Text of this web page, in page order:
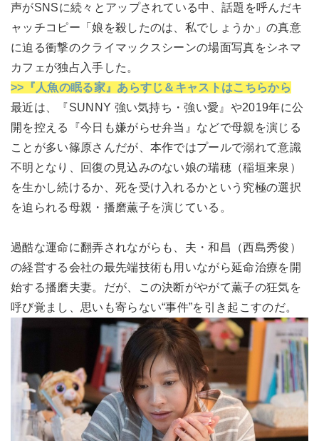
声がSNSに続々とアップされている中、話題を呼んだキ
ャッチコピー「娘を殺したのは、私でしょうか」の真意
に迫る衝撃のクライマックスシーンの場面写真をシネマ
カフェが独占入手した。
>>『人魚の眠る家』あらすじ＆キャストはこちらから
最近は、『SUNNY 強い気持ち・強い愛』や2019年に公
開を控える『今日も嫌がらせ弁当』などで母親を演じる
ことが多い篠原さんだが、本作ではプールで溺れて意識
不明となり、回復の見込みのない娘の瑞穂（稲垣来泉）
を生かし続けるか、死を受け入れるかという究極の選択
を迫られる母親・播磨薫子を演じている。
過酷な運命に翻弄されながらも、夫・和昌（西島秀俊）
の経営する会社の最先端技術も用いながら延命治療を開
始する播磨夫妻。だが、この決断がやがて薫子の狂気を
呼び覚まし、思いも寄らない“事件”を引き起こすのだ。